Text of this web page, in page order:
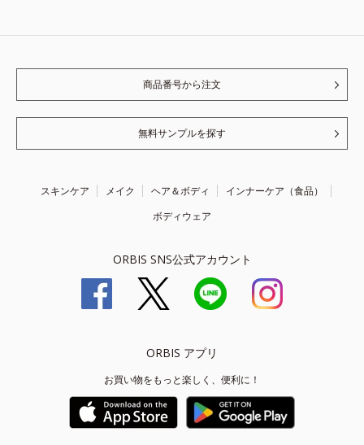
商品番号から注文
無料サンプルを探す
スキンケア メイク ヘア＆ボディ
インナーケア（食品）
ボディウェア
ORBIS SNS公式アカウント
ORBIS アプリ
お買い物をもっと楽しく、便利に！